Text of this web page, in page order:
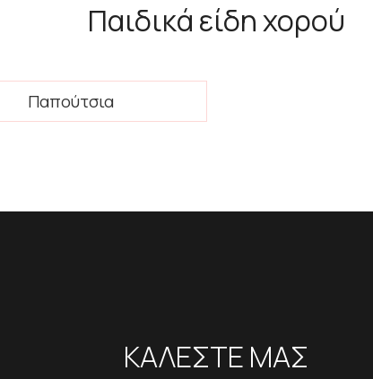
Παιδικά είδη χορού
Παπούτσια
ΚΑΛΕΣΤΕ ΜΑΣ